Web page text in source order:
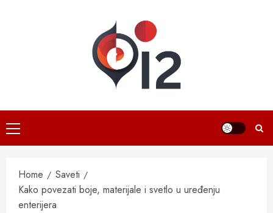
Primary
Menu
Home
Saveti
Kako povezati boje, materijale i svetlo u uređenju
enterijera